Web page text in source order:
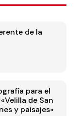
de la
para el
de San
y paisajes»